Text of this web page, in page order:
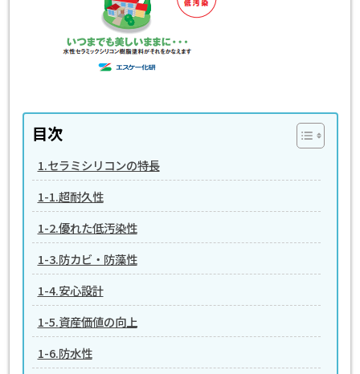
見積もりシミュレーション
目次
1.セラミシリコンの特長
1-1.超耐久性
1-2.優れた低汚染性
1-3.防カビ・防藻性
1-4.安心設計
1-5.資産価値の向上
1-6.防水性